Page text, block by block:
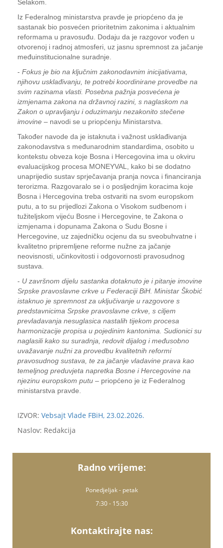
Selakom.
Iz Federalnog ministarstva pravde je priopćeno da je
sastanak bio posvećen prioritetnim zakonima i aktualnim
reformama u pravosuđu. Dodaju da je razgovor vođen u
otvorenoj i radnoj atmosferi, uz jasnu spremnost za jačanje
međuinstitucionalne suradnje.
- Fokus je bio na ključnim zakonodavnim inicijativama,
njihovu usklađivanju, te potrebi koordinirane provedbe na
svim razinama vlasti. Posebna pažnja posvećena je
izmjenama zakona na državnoj razini, s naglaskom na
Zakon o upravljanju i oduzimanju nezakonito stečene
imovine – navodi se u priopćenju Ministarstva.
Također navode da je istaknuta i važnost usklađivanja
zakonodavstva s međunarodnim standardima, osobito u
kontekstu obveza koje Bosna i Hercegovina ima u okviru
evaluacijskog procesa MONEYVAL, kako bi se dodatno
unaprijedio sustav sprječavanja pranja novca i financiranja
terorizma. Razgovaralo se i o posljednjim koracima koje
Bosna i Hercegovina treba ostvariti na svom europskom
putu, a to su prijedlozi Zakona o Visokom sudbenom i
tužiteljskom vijeću Bosne i Hercegovine, te Zakona o
izmjenama i dopunama Zakona o Sudu Bosne i
Hercegovine, uz zajedničku ocjenu da su sveobuhvatne i
kvalitetno pripremljene reforme nužne za jačanje
neovisnosti, učinkovitosti i odgovornosti pravosudnog
sustava.
- U završnom dijelu sastanka dotaknuto je i pitanje imovine
Srpske pravoslavne crkve u Federaciji BiH. Ministar Škobić
istaknuo je spremnost za uključivanje u razgovore s
predstavnicima Srpske pravoslavne crkve, s ciljem
prevladavanja nesuglasica nastalih tijekom procesa
harmonizacije propisa u pojedinim kantonima. Sudionici su
naglasili kako su suradnja, redovit dijalog i međusobno
uvažavanje nužni za provedbu kvalitetnih reformi
pravosudnog sustava, te za jačanje vladavine prava kao
temeljnog preduvjeta napretka Bosne i Hercegovine na
njezinu europskom putu – priopćeno je iz Federalnog
ministarstva pravde.
IZVOR: Vebsajt Vlade FBiH, 23.02.2026.
Naslov: Redakcija
Radno vrijeme:
Ponedjeljak - petak
7:30 - 15:30
Kontaktirajte nas: